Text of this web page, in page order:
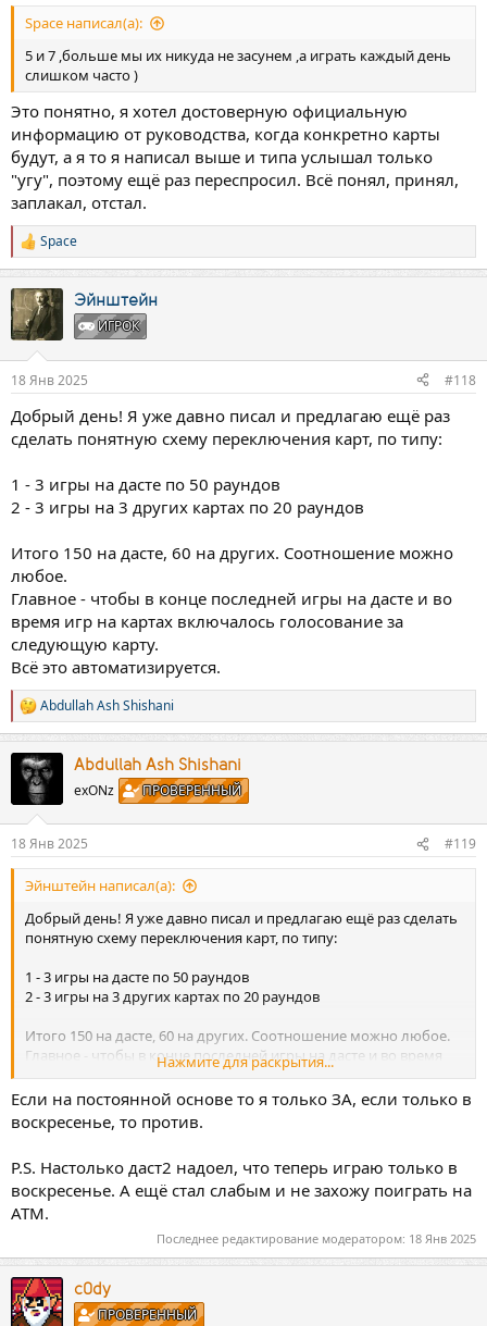
Space написал(а):
5 и 7 ,больше мы их никуда не засунем ,а играть каждый день
слишком часто )
Это понятно, я хотел достоверную официальную
информацию от руководства, когда конкретно карты
будут, а я то я написал выше и типа услышал только
"угу", поэтому ещё раз переспросил. Всё понял, принял,
заплакал, отстал.
Р
е
к
ц
и
Space
Эйнштейн
ИГРОК
18 Янв 2025 #118
Добрый день! Я уже давно писал и предлагаю ещё раз
сделать понятную схему переключения карт, по типу:
1 - 3 игры на дасте по 50 раундов
2 - 3 игры на 3 других картах по 20 раундов
Итого 150 на дасте, 60 на других. Соотношение можно
любое.
Главное - чтобы в конце последней игры на дасте и во
время игр на картах включалось голосование за
следующую карту.
Всё это автоматизируется.
Р
е
к
ц
Abdullah Ash Shishani
Abdullah Ash Shishani
exONz ПРОВЕРЕННЫЙ
18 Янв 2025 #119
Эйнштейн написал(а):
Добрый день! Я уже давно писал и предлагаю ещё раз сделать
понятную схему переключения карт, по типу:
1 - 3 игры на дасте по 50 раундов
2 - 3 игры на 3 других картах по 20 раундов
Итого 150 на дасте, 60 на других. Соотношение можно любое.
Главное - чтобы в конце последней игры на дасте и во время
игр на картах включалось голосование за следующую карту.
Всё это автоматизируется.
Нажмите для раскрытия...
Если на постоянной основе то я только ЗА, если только в
воскресенье, то против.
P.S. Настолько даст2 надоел, что теперь играю только в
воскресенье. А ещё стал слабым и не захожу поиграть на
АТМ.
Последнее редактирование модератором: 18 Янв 2025
c0dy
ПРОВЕРЕННЫЙ